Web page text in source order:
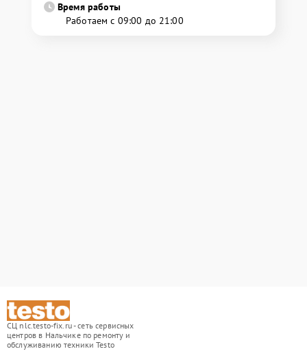
Время работы
Работаем с 09:00 до 21:00
СЦ nlc.testo-fix.ru - сеть сервисных
центров в Нальчике по ремонту и
обслуживанию техники Testo